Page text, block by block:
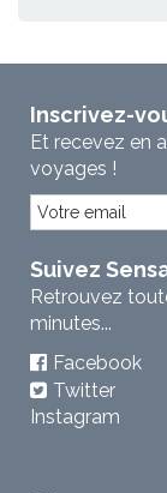
Inscrivez-
Et recevez en
voyages !
Suivez
Retrouvez
minutes...
Facebook
Twitter
Instagram